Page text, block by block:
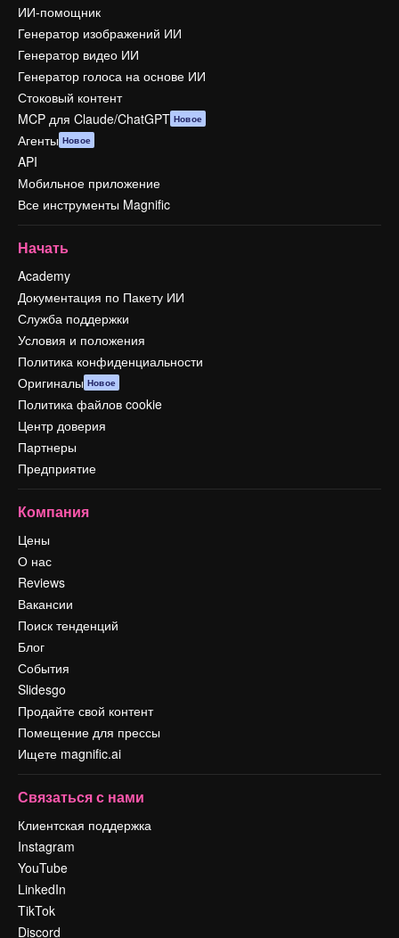
ИИ-помощник
Генератор изображений ИИ
Генератор видео ИИ
Генератор голоса на основе ИИ
Стоковый контент
MCP для Claude/ChatGPT Новое
Агенты Новое
API
Мобильное приложение
Все инструменты Magnific
Начать
Academy
Документация по Пакету ИИ
Служба поддержки
Условия и положения
Политика конфиденциальности
Оригиналы Новое
Политика файлов cookie
Центр доверия
Партнеры
Предприятие
Компания
Цены
О нас
Reviews
Вакансии
Поиск тенденций
Блог
События
Slidesgo
Продайте свой контент
Помещение для прессы
Ищете magnific.ai
Связаться с нами
Клиентская поддержка
Instagram
YouTube
LinkedIn
TikTok
Discord